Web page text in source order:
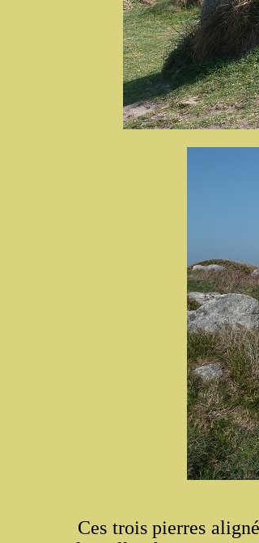
Ces trois pierres